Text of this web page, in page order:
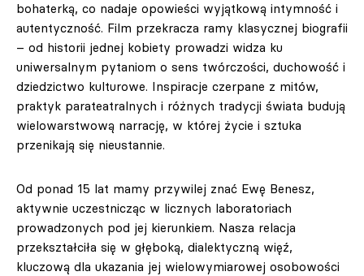
bohaterką, co nadaje opowieści wyjątkową intymność i
autentyczność. Film przekracza ramy klasycznej biografii
– od historii jednej kobiety prowadzi widza ku
uniwersalnym pytaniom o sens twórczości, duchowość i
dziedzictwo kulturowe. Inspiracje czerpane z mitów,
praktyk parateatralnych i różnych tradycji świata budują
wielowarstwową narrację, w której życie i sztuka
przenikają się nieustannie.
Od ponad 15 lat mamy przywilej znać Ewę Benesz,
aktywnie uczestnicząc w licznych laboratoriach
prowadzonych pod jej kierunkiem. Nasza relacja
przekształciła się w głęboką, dialektyczną więź,
kluczową dla ukazania jej wielowymiarowej osobowości